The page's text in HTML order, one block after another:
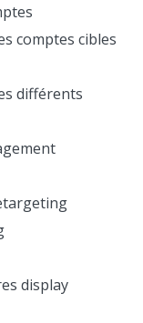
comptes cibles
différents
display